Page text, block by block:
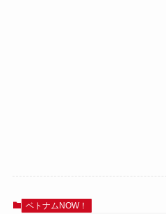
ベトナムNOW！